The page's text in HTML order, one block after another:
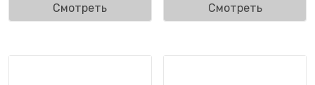
Смотреть Смотреть